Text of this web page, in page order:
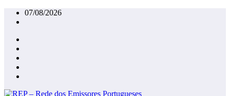
Saltar
para
conteúdo
07/08/2026